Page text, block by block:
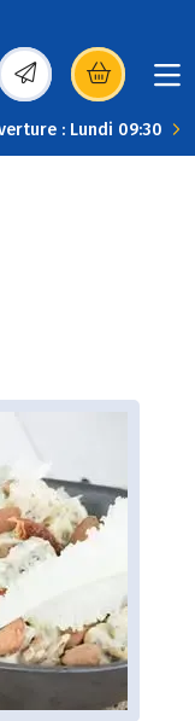
dans une
: Lundi 09:30